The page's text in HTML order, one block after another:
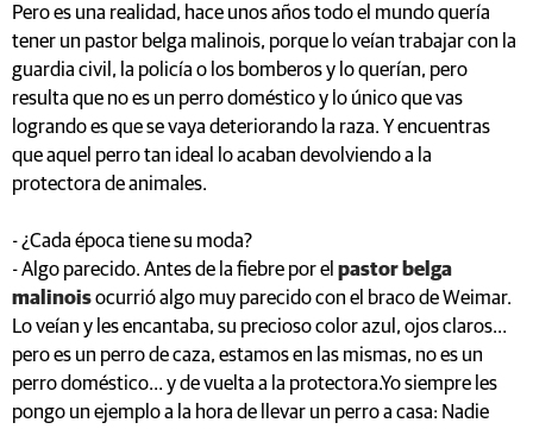
Pero es una realidad, hace unos años todo el mundo quería
tener un pastor belga malinois, porque lo veían trabajar con la
guardia civil, la policía o los bomberos y lo querían, pero
resulta que no es un perro doméstico y lo único que vas
logrando es que se vaya deteriorando la raza. Y encuentras
que aquel perro tan ideal lo acaban devolviendo a la
protectora de animales.
- ¿Cada época tiene su moda?
- Algo parecido. Antes de la fiebre por el pastor belga
malinoisocurrió algo muy parecido con el braco de Weimar.
Lo veían y les encantaba, su precioso color azul, ojos claros…
pero es un perro de caza, estamos en las mismas, no es un
perro doméstico… y de vuelta a la protectora.Yo siempre les
pongo un ejemplo a la hora de llevar un perro a casa: Nadie